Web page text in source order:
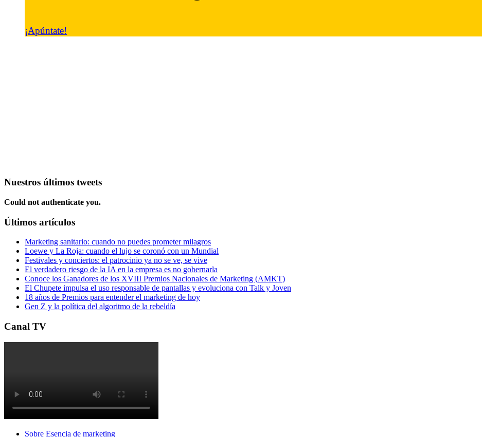
¡Apúntate!
Nuestros últimos tweets
Could not authenticate you.
Últimos artículos
Marketing sanitario: cuando no puedes prometer milagros
Loewe y La Roja: cuando el lujo se coronó con un Mundial
Festivales y conciertos: el patrocinio ya no se ve, se vive
El verdadero riesgo de la IA en la empresa es no gobernarla
Conoce los Ganadores de los XVIII Premios Nacionales de Marketing (AMKT)
El Chupete impulsa el uso responsable de pantallas y evoluciona con Talk y Joven
18 años de Premios para entender el marketing de hoy
Gen Z y la política del algoritmo de la rebeldía
Canal TV
Sobre Esencia de marketing